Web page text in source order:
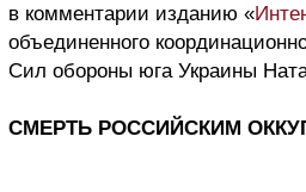
в комментарии изданию «
объединенного
Сил обороны юга Украины
СМЕРТЬ РОССИЙСКИМ